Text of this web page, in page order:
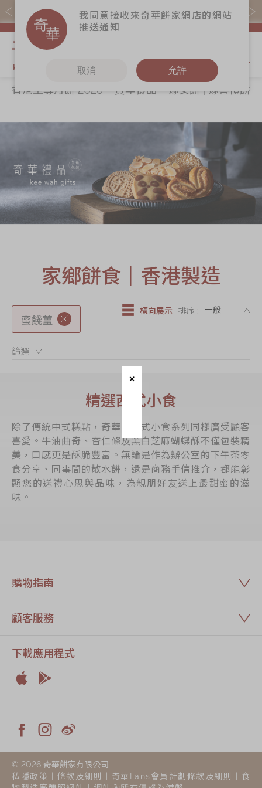
易賞錢會員憑推廣碼購買現貨產品可賺易賞錢($5=1分)
關於奇華
商務銷售
嫁喜須知
奇華網誌
奇華餅食
嫁女餅 | 嫁喜禮
餅
手信禮品
節日時令食品
茗茶系列
奇華迪士尼禮盒
所有產品
產品價目表
更多
奇華工作坊
奇華茶室
聯絡奇華
加入奇華
EN 简体
香港至尊月餅 2026 賀年食品
嫁女餅 | 嫁喜禮餅
家鄉餅食｜香港製造
蜜餞薑
篩選：
橫向展示 排序 :
精選西式小食
除了傳統中式糕點，奇華的西式小食系列同樣廣受顧客
喜愛。牛油曲奇、杏仁條及黑白芝麻蝴蝶酥不僅包裝精
美，口感更是酥脆豐富。無論是作為辦公室的下午茶零
食分享、同事間的散水餅，還是商務手信推介，都能彰
顯您的送禮心思與品味，為親朋好友送上最甜蜜的滋
味。

Facebook

Instagram

Weiblog
購物指南
顧客服務
下載應用程式


© 2026 奇華餅家有限公司
私隱政策 | 條款及細則 | 奇華Fans會員計劃條款及細則 | 食
我同意接收來奇華餅家網店的網站
推送通知
取消 允許